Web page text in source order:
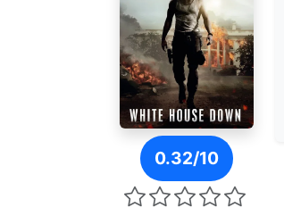
Póster de Asalto al poder
0.32/10